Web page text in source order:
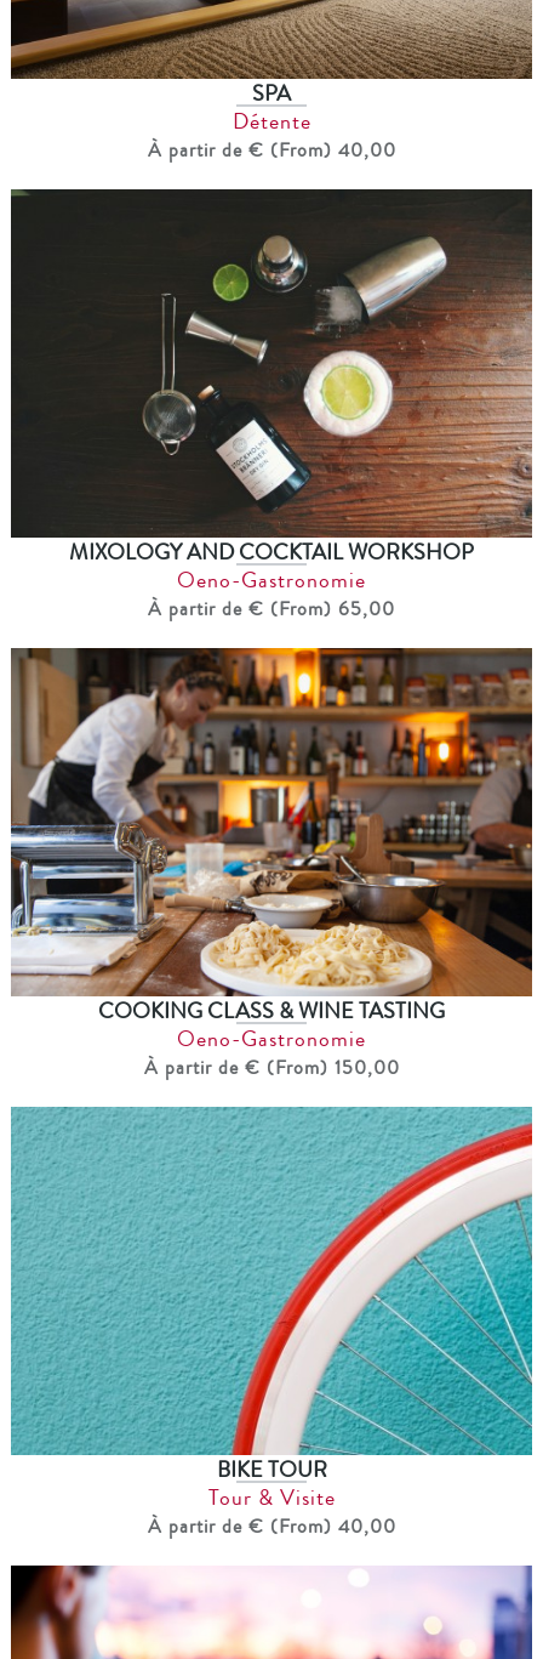
SPA
Détente
À partir de € (From) 40,00
MIXOLOGY AND COCKTAIL WORKSHOP
Oeno-Gastronomie
À partir de € (From) 65,00
COOKING CLASS & WINE TASTING
Oeno-Gastronomie
À partir de € (From) 150,00
BIKE TOUR
Tour & Visite
À partir de € (From) 40,00